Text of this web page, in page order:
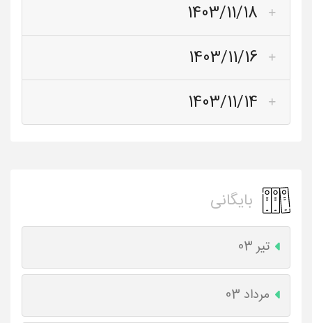
1403/11/18
1403/11/16
1403/11/14
بایگانی
تیر 03
مرداد 03